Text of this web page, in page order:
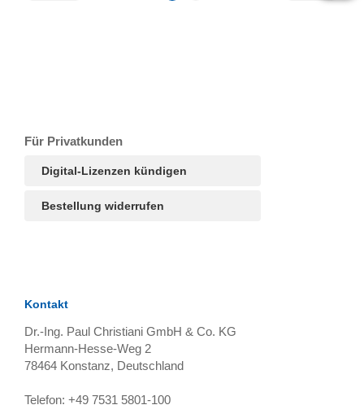
Für Privatkunden
Digital-Lizenzen kündigen
Bestellung widerrufen
Kontakt
Dr.-Ing. Paul Christiani GmbH & Co. KG
Hermann-Hesse-Weg 2
78464 Konstanz, Deutschland
Telefon: +49 7531 5801-100